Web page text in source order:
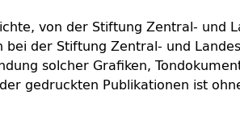
von der Stiftung Zentral- und
der Stiftung Zentral- und
solcher Grafiken,
gedruckten Publikationen ist